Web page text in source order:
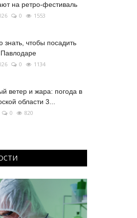
на ретро-фестиваль
0 1553
знать, чтобы посадить
0 1134
ветер и жара: погода в
области 3...
0 820